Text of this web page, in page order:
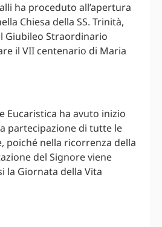
ha proceduto all’apertura
Chiesa della SS. Trinità,
Giubileo Straordinario
il VII centenario di Maria
Eucaristica ha avuto inizio
partecipazione di tutte le
poiché nella ricorrenza della
del Signore viene
la Giornata della Vita